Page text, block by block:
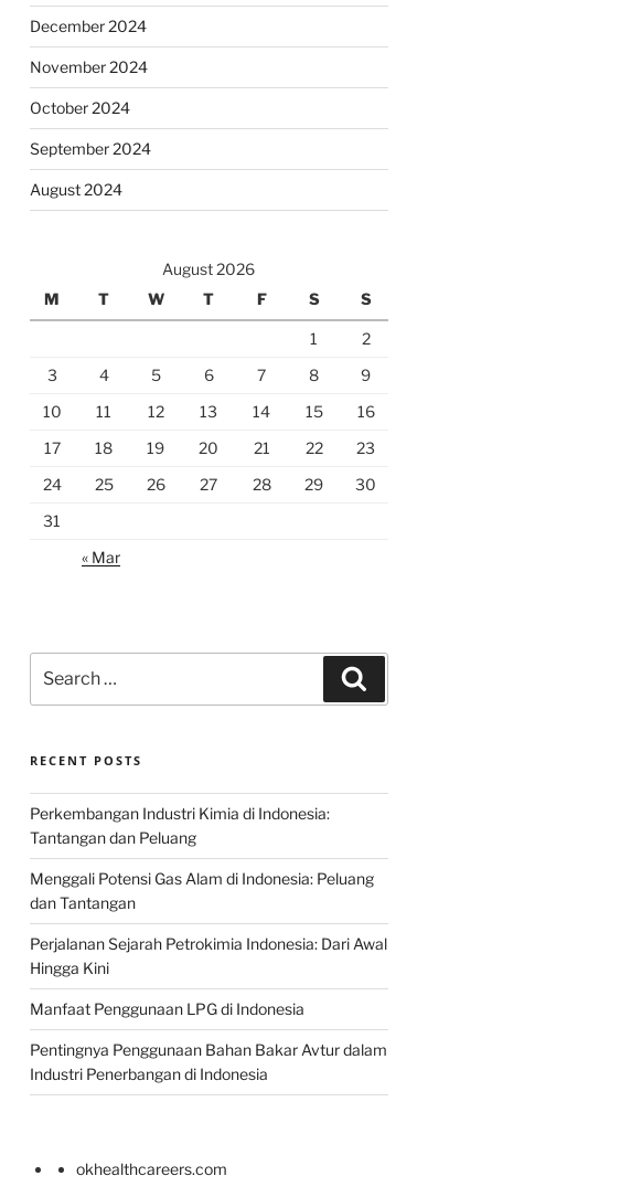
December 2024
November 2024
October 2024
September 2024
August 2024
August 2026
M
T W T F S S
1
2
3
4 5 6 7 8
9
10
11 12 13 14 15
16
17
18 19 20 21 22
23
24
25 26 27 28 29
30
31
« Mar
for:
RECENT POSTS
Perkembangan Industri Kimia di Indonesia:
Tantangan dan Peluang
Menggali Potensi Gas Alam di Indonesia: Peluang
dan Tantangan
Perjalanan Sejarah Petrokimia Indonesia: Dari Awal
Hingga Kini
Manfaat Penggunaan LPG di Indonesia
Pentingnya Penggunaan Bahan Bakar Avtur dalam
Industri Penerbangan di Indonesia
okhealthcareers.com